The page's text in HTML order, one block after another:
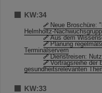
KW:34
Neue Broschüre:
Helmholtz-
Aus dem
Planung
Terminalservern
Dienstreisen:
Vortragsreihe der
gesundheitsrelevanten
KW:33